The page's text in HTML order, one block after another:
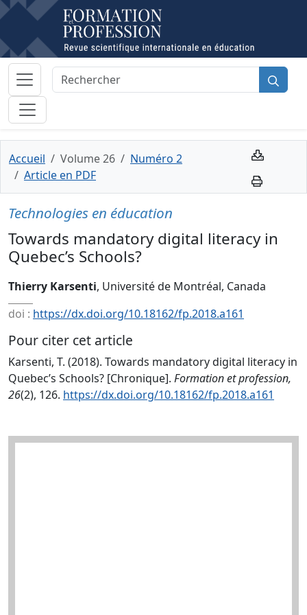
Accueil Volume 26
Numéro 2
Article en PDF
Technologies en éducation
Towards mandatory digital literacy in
Quebec’s Schools?
Thierry Karsenti, Université de Montréal, Canada
doi : https://dx.doi.org/10.18162/fp.2018.a161
Pour citer cet article
Karsenti, T. (2018). Towards mandatory digital literacy in
Quebec’s Schools? [Chronique]. Formation et profession,
26(2), 126. https://dx.doi.org/10.18162/fp.2018.a161